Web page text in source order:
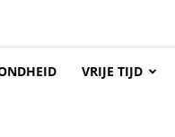
VRIJE TIJD